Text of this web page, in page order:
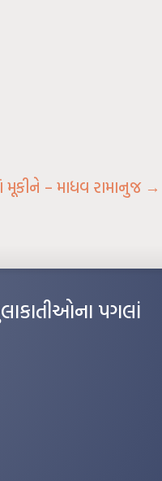
મૂકીને – માધવ રામાનુજ →
પગલાં